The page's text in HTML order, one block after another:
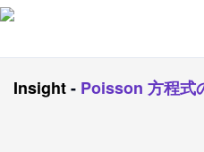
Insight- Poisson 方程式